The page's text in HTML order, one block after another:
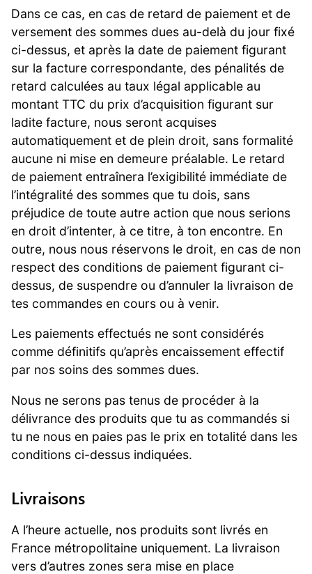
Dans ce cas, en cas de retard de paiement et de
versement des sommes dues au-delà du jour fixé
ci-dessus, et après la date de paiement figurant
sur la facture correspondante, des pénalités de
retard calculées au taux légal applicable au
montant TTC du prix d’acquisition figurant sur
ladite facture, nous seront acquises
automatiquement et de plein droit, sans formalité
aucune ni mise en demeure préalable. Le retard
de paiement entraînera l’exigibilité immédiate de
l’intégralité des sommes que tu dois, sans
préjudice de toute autre action que nous serions
en droit d’intenter, à ce titre, à ton encontre. En
outre, nous nous réservons le droit, en cas de non
respect des conditions de paiement figurant ci-
dessus, de suspendre ou d’annuler la livraison de
tes commandes en cours ou à venir.
Les paiements effectués ne sont considérés
comme définitifs qu’après encaissement effectif
par nos soins des sommes dues.
Nous ne serons pas tenus de procéder à la
délivrance des produits que tu as commandés si
tu ne nous en paies pas le prix en totalité dans les
conditions ci-dessus indiquées.
Livraisons
A l’heure actuelle, nos produits sont livrés en
France métropolitaine uniquement. La livraison
vers d’autres zones sera mise en place